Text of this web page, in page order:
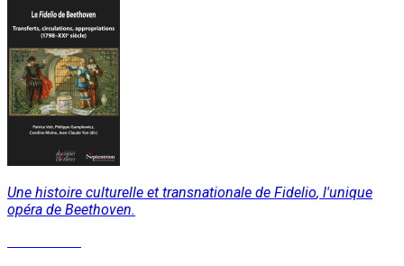
Une histoire culturelle et transnationale de Fidelio, l'unique
opéra de Beethoven.